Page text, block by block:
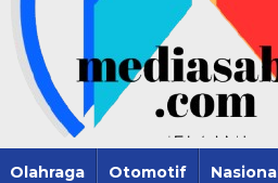
Olahraga Otomotif